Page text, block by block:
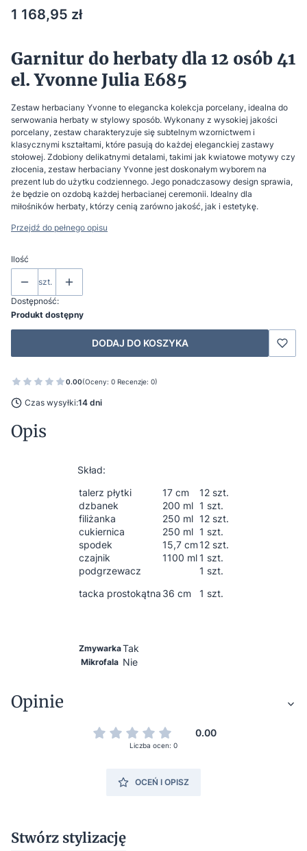
Cena
1 168,95 zł
Garnitur do herbaty dla 12 osób 41
el. Yvonne Julia E685
Zestaw herbaciany Yvonne to elegancka kolekcja porcelany, idealna do
serwowania herbaty w stylowy sposób. Wykonany z wysokiej jakości
porcelany, zestaw charakteryzuje się subtelnym wzornictwem i
klasycznymi kształtami, które pasują do każdej eleganckiej zastawy
stołowej. Zdobiony delikatnymi detalami, takimi jak kwiatowe motywy czy
złocenia, zestaw herbaciany Yvonne jest doskonałym wyborem na
prezent lub do użytku codziennego. Jego ponadczasowy design sprawia,
że będzie on ozdobą każdej herbacianej ceremonii. Idealny dla
miłośników herbaty, którzy cenią zarówno jakość, jak i estetykę.
Przejdź do pełnego opisu
Ilość
szt.
Dostępność:
Produkt dostępny
DODAJ DO KOSZYKA
0.00(Oceny: 0 Recenzje: 0)
Czas wysyłki:14 dni
Opis
Skład:
talerz płytki
17 cm
12 szt.
dzbanek
200 ml
1 szt.
filiżanka
250 ml
12 szt.
cukiernica
250 ml
1 szt.
spodek
15,7 cm 12 szt.
czajnik
1100 ml 1 szt.
podgrzewacz
1 szt.
tacka prostokątna 36 cm 1 szt.
ZmywarkaTak
Mikrofala Nie
Opinie
0.00
Liczba ocen: 0
OCEŃ I OPISZ
Stwórz stylizację